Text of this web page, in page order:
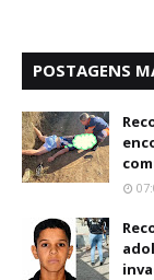
POSTAGENS